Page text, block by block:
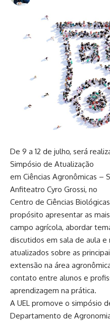
De 9 a 12 de julho, será
Simpósio de Atualização
em Ciências Agronômicas –
Anfiteatro Cyro Grossi, no
Centro de Ciências
propósito apresentar as
campo agrícola, abordar
discutidos em sala de aula e
atualizados sobre as
extensão na área
contato entre alunos e
aprendizagem na prática.
A UEL promove o simpósio
Departamento de